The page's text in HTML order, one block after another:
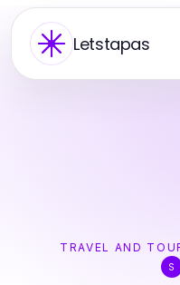
Letstapas
TRAVEL AND
S